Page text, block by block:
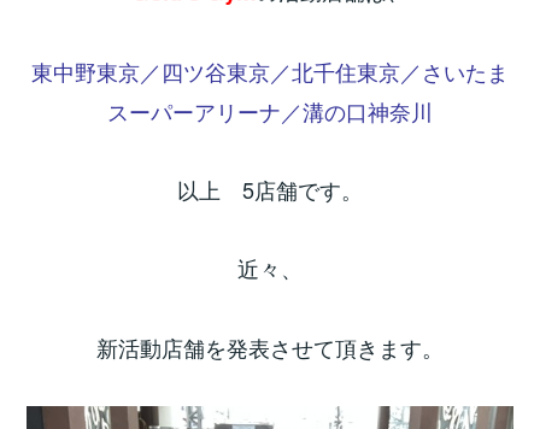
東中野東京／四ツ谷東京／北千住東京／さいたま
スーパーアリーナ／溝の口神奈川
以上 5店舗です。
近々、
新活動店舗を発表させて頂きます。